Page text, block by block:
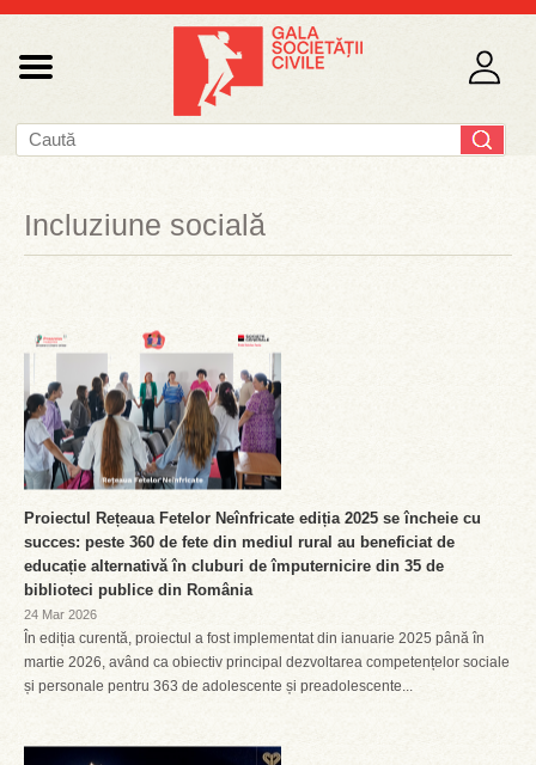
Incluziune socială
Proiectul Rețeaua Fetelor Neînfricate ediția 2025 se încheie cu
succes: peste 360 de fete din mediul rural au beneficiat de
educație alternativă în cluburi de împuternicire din 35 de
biblioteci publice din România
24 Mar 2026
În ediția curentă, proiectul a fost implementat din ianuarie 2025 până în
martie 2026, având ca obiectiv principal dezvoltarea competențelor sociale
și personale pentru 363 de adolescente și preadolescente...